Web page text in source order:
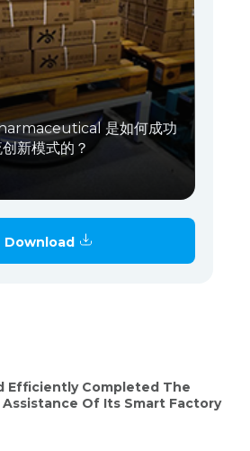
是如何成功
新模式的？
Download
Efficiently Completed The
Of Its Smart Factory